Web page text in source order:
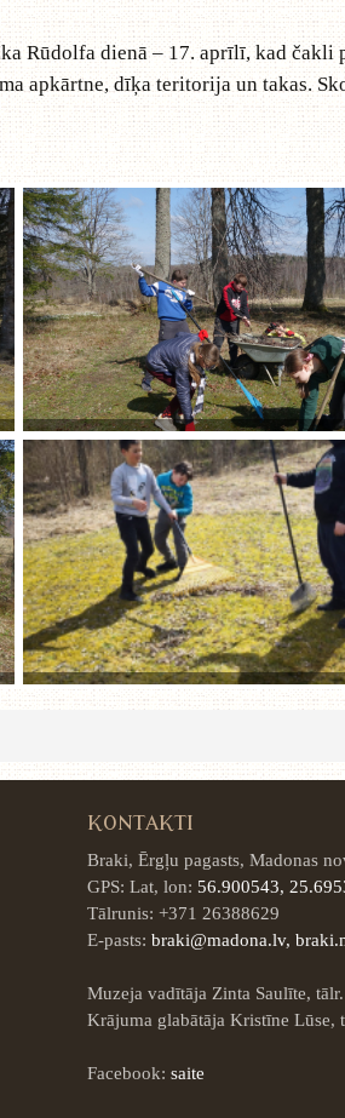
Rūdolfa dienā – 17. aprīlī, kad
apkārtne, dīķa teritorija un takas.
KONTAKTI
Braki, Ērgļu pagasts, Madonas
GPS: Lat, lon: 56.900543,
Tālrunis: +371 26388629
E-pasts: braki@madona.lv,
Muzeja vadītāja Zinta Saulīte,
Krājuma glabātāja Kristīne Lūse,
Facebook: saite